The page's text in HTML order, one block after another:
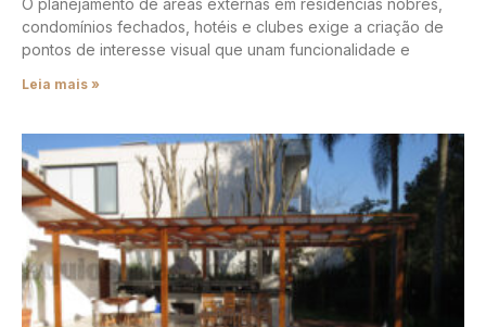
condomínios fechados, hotéis e clubes exige a criação de
pontos de interesse visual que unam funcionalidade e
Leia mais »